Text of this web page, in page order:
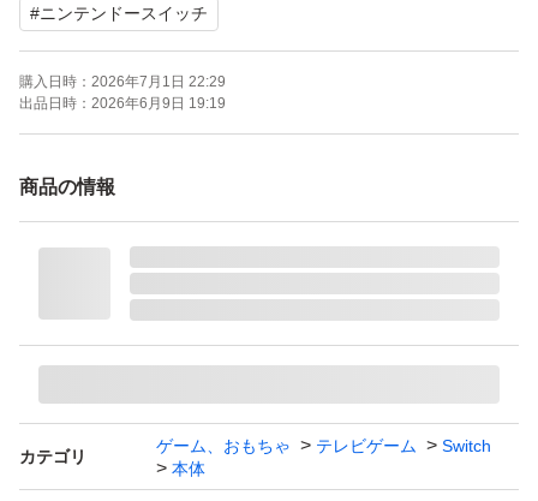
新品なんですがそのまま保管していた為、飼っている猫が
噛んだものです。笑
ご理解いただける方よろしくお願いします。
#ニンテンドースイッチ
購入日時： 2026年7月1日 22:29
出品日時： 2026年6月9日 19:19
商品の情報
カテゴリ
ゲーム、おもちゃ テレビゲーム
Switch
本体